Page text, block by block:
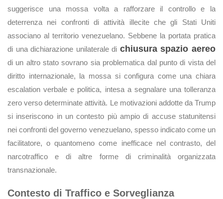
suggerisce una mossa volta a rafforzare il controllo e la
deterrenza nei confronti di attività illecite che gli Stati Uniti
associano al territorio venezuelano. Sebbene la portata pratica
di una dichiarazione unilaterale di chiusura spazio aereo
di un altro stato sovrano sia problematica dal punto di vista del
diritto internazionale, la mossa si configura come una chiara
escalation verbale e politica, intesa a segnalare una tolleranza
zero verso determinate attività. Le motivazioni addotte da Trump
si inseriscono in un contesto più ampio di accuse statunitensi
nei confronti del governo venezuelano, spesso indicato come un
facilitatore, o quantomeno come inefficace nel contrasto, del
narcotraffico e di altre forme di criminalità organizzata
transnazionale.
Contesto di Traffico e Sorveglianza